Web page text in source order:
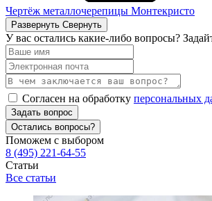
Чертёж металлочерепицы Монтекристо
Развернуть Свернуть
У вас остались какие-либо вопросы?
Согласен на обработку персональных
Задать вопрос
Остались вопросы?
Поможем с выбором
8 (495) 221-64-55
Статьи
Все статьи